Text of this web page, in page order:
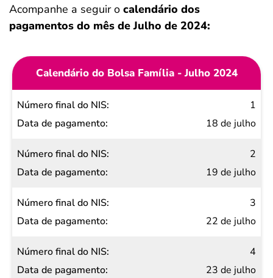
Acompanhe a seguir o calendário dos
pagamentos do mês de Julho de 2024:
Calendário do Bolsa Família - Julho 2024
Número
final do
Data de
pagamento
1
18 de julho
2
19 de julho
3
22 de julho
4
23 de julho